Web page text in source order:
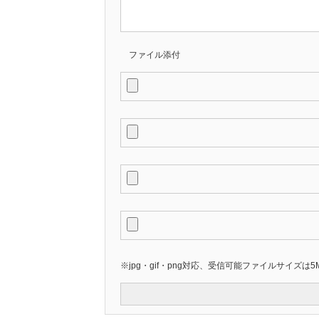
ファイル添付
※jpg・gif・png対応、受信可能ファイルサイズは